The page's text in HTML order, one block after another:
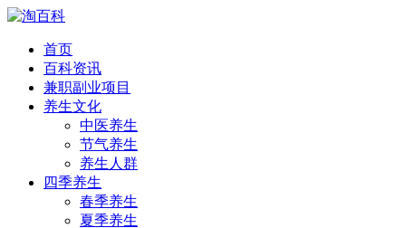
首页
百科资讯
兼职副业项目
养生文化
中医养生
节气养生
养生人群
四季养生
春季养生
夏季养生